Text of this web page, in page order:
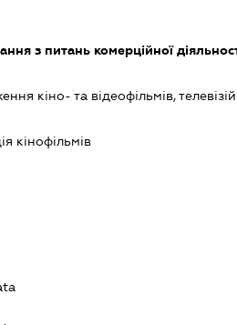
з питань комерційної
кіно- та відеофільмів,
кінофільмів